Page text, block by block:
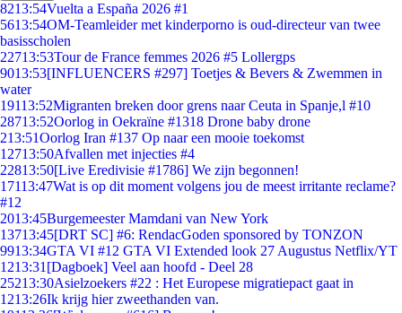
8213:54Vuelta a España 2026 #1
5613:54OM-Teamleider met kinderporno is oud-directeur van twee
basisscholen
22713:53Tour de France femmes 2026 #5 Lollergps
9013:53[INFLUENCERS #297] Toetjes & Bevers & Zwemmen in
water
19113:52Migranten breken door grens naar Ceuta in Spanje,l #10
28713:52Oorlog in Oekraïne #1318 Drone baby drone
213:51Oorlog Iran #137 Op naar een mooie toekomst
12713:50Afvallen met injecties #4
22813:50[Live Eredivisie #1786] We zijn begonnen!
17113:47Wat is op dit moment volgens jou de meest irritante reclame?
#12
2013:45Burgemeester Mamdani van New York
13713:45[DRT SC] #6: RendacGoden sponsored by TONZON
9913:34GTA VI #12 GTA VI Extended look 27 Augustus Netflix/YT
1213:31 [Dagboek] Veel aan hoofd - Deel 28
25213:30Asielzoekers #22 : Het Europese migratiepact gaat in
1213:26Ik krijg hier zweethanden van.